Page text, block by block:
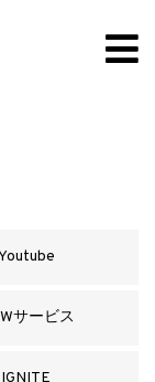
サービス
IGNITE